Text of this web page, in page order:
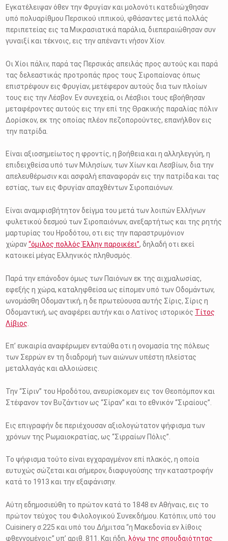
Εγκατέλειψαν όθεν την Φρυγίαν και μολονότι κατεδιώχθησαν
υπό πολυαρίθμου Περσικού ιππικού, φθάσαντες μετά πολλάς
περιπετείας εις τα Μικρασιατικά παράλια, διεπεραιώθησαν συν
γυναιξί και τέκνοις, εις την απέναντι νήσον Χίον.
Οι Χίοι πάλιν, παρά τας Περσικάς απειλάς προς αυτούς και παρά
τας δελεαστικάς προτροπάς προς τους Σιροπαίονας όπως
επιστρέψουν εις Φρυγίαν, μετέφερον αυτούς δια των πλοίων
τους εις την Λέσβον. Εν συνεχεία, οι Λέσβιοι τους εβοήθησαν
μεταφέροντες αυτούς εις την επί της Θρακικής παραλίας πόλιν
Δορίσκον, εκ της οποίας πλέον πεζοπορούντες, επανήλθον εις
την πατρίδα.
Είναι αξιοσημείωτος η φροντίς, η βοήθεια και η αλληλεγγύη, η
επιδειχθείσα υπό των Μιλησίων, των Χίων και Λεσβίων, δια την
απελευθέρωσιν και ασφαλή επαναφοράν εις την πατρίδα και τας
εστίας, των εις Φρυγίαν απαχθέντων Σιροπαιόνων.
Είναι αναμφισβήτητον δείγμα του μετά των λοιπών Ελλήνων
φυλετικού δεσμού των Σιροπαιόνων, ανεξαρτήτως και της ρητής
μαρτυρίας του Ηροδότου, οτι εις την παραστρυμόνιον
χώραν“όμιλος πολλός Έλλην παροικέει”, δηλαδή οτι εκεί
κατοικεί μέγας Ελληνικός πληθυσμός.
Παρά την επάνοδον όμως των Παιόνων εκ της αιχμαλωσίας,
εφεξής η χώρα, καταληφθείσα ως είπομεν υπό των Οδομάντων,
ωνομάσθη Οδομαντική, η δε πρωτεύουσα αυτής Σίρις, Σίρις η
Οδομαντική, ως αναφέρει αυτήν και ο Λατίνος ιστορικός Τίτος
Λίβιος
Επ’ ευκαιρία αναφέρωμεν ενταύθα οτι η ονομασία της πόλεως
των Σερρών εν τη διαδρομή των αιώνων υπέστη πλείστας
μεταλλαγάς και αλλοιώσεις.
Την “Σίριν” του Ηροδότου, ανευρίσκομεν εις τον Θεοπόμπον και
Στέφανον τον Βυζάντιον ως “Σίραν” και το εθνικόν “Σιραίους”.
Εις επιγραφήν δε περιέχουσαν αξιολογώτατον ψήφισμα των
χρόνων της Ρωμαιοκρατίας, ως “Σιρραίων Πόλις”.
Το ψήφισμα τούτο είναι εγχαραγμένον επί πλακός, η οποία
ευτυχώς σώζεται και σήμερον, διαφυγούσης την καταστροφήν
κατά το 1913 και την εξαφάνισην.
Αύτη εδημοσιεύθη το πρώτον κατά το 1848 εν Αθήναις, εις το
πρώτον τεύχος του Φιλολογικού Συνεκδήμου. Κατόπιν, υπό του
Cuisinery σ.225 και υπό του Δήμιτσα “η Μακεδονία εν λίθοις
φθεγγομένοις” υπ’ αριθ. 811. Και ήδη,λόγω της σπουδαιότητας